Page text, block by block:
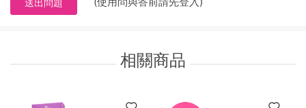
送出問題
相關商品